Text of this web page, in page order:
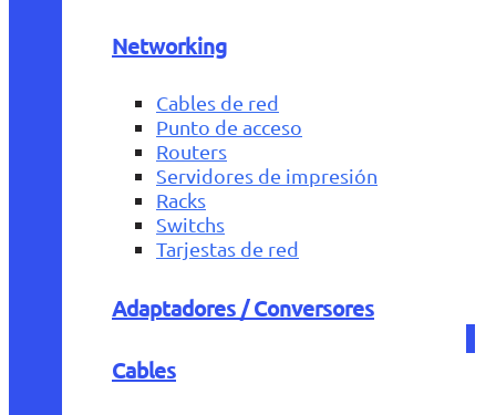
Networking
Cables de red
Punto de acceso
Routers
Servidores de impresión
Racks
Switchs
Tarjestas de red
Adaptadores / Conversores
Cables